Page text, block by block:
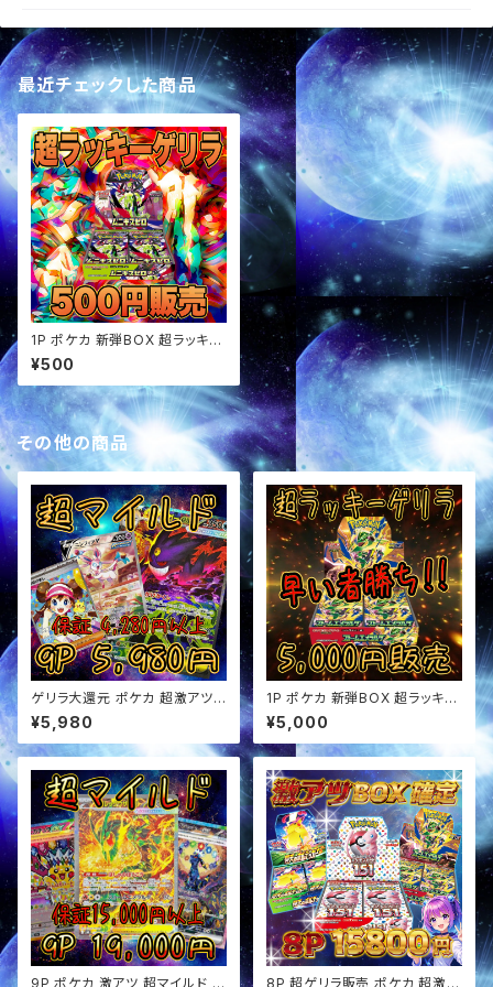
最近チェックした商品
1P ポケカ 新弾BOX 超ラッキー
ゲリラ オリパ
¥500
その他の商品
ゲリラ大還元 ポケカ 超激アツ
超マイルド オリパ
¥5,980
1P ポケカ 新弾BOX 超ラッキー
ゲリラ オリパ
¥5,000
9P ポケカ 激アツ 超マイルド オ 8P 超ゲリラ販売 ポケカ 超激ア